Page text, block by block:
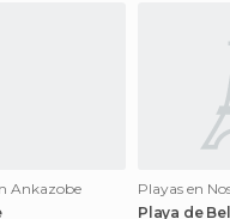
Ankazobe
Playas en
Playa de